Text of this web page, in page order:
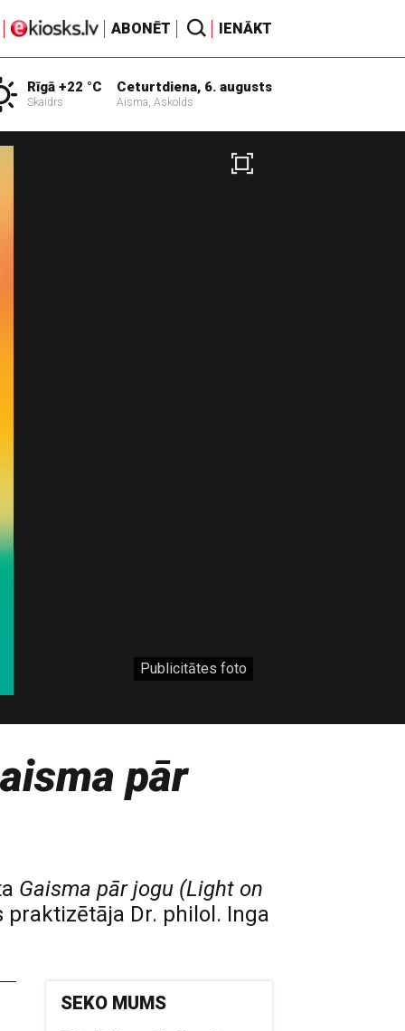
ABONĒT IENĀKT
Rīgā +22 °C
Skaidrs
Ceturtdiena, 6. augusts
Aisma, Askolds
Publicitātes foto
pār
Gaisma pār jogu (Light on
Dr. philol. Inga
SEKO MUMS